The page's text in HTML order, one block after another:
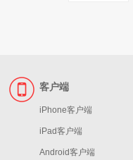
客户端
iPhone客户端
iPad客户端
Android客户端